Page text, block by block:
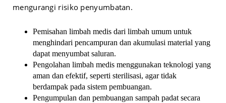
mengurangi risiko penyumbatan.
Pemisahan limbah medis dari limbah umum untuk
menghindari pencampuran dan akumulasi material yang
dapat menyumbat saluran.
Pengolahan limbah medis menggunakan teknologi yang
aman dan efektif, seperti sterilisasi, agar tidak
berdampak pada sistem pembuangan.
Pengumpulan dan pembuangan sampah padat secara